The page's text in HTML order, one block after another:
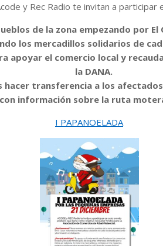
y Rec Radio te invitan a participar
de la zona empezando por
los mercadillos solidarios de
apoyar el comercio local y
la DANA.
hacer transferencia a los
con información sobre la ruta
I PAPANOELADA